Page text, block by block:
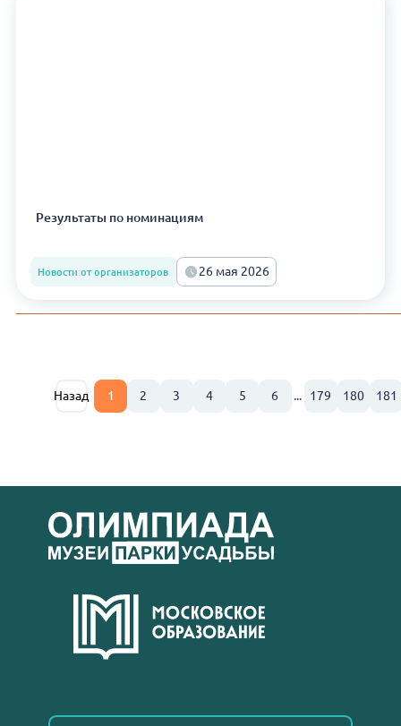
Результаты по номинациям
Новости от организаторов 26 мая 2026
Назад 1 2 3 4 5 6 ... 179 180 181